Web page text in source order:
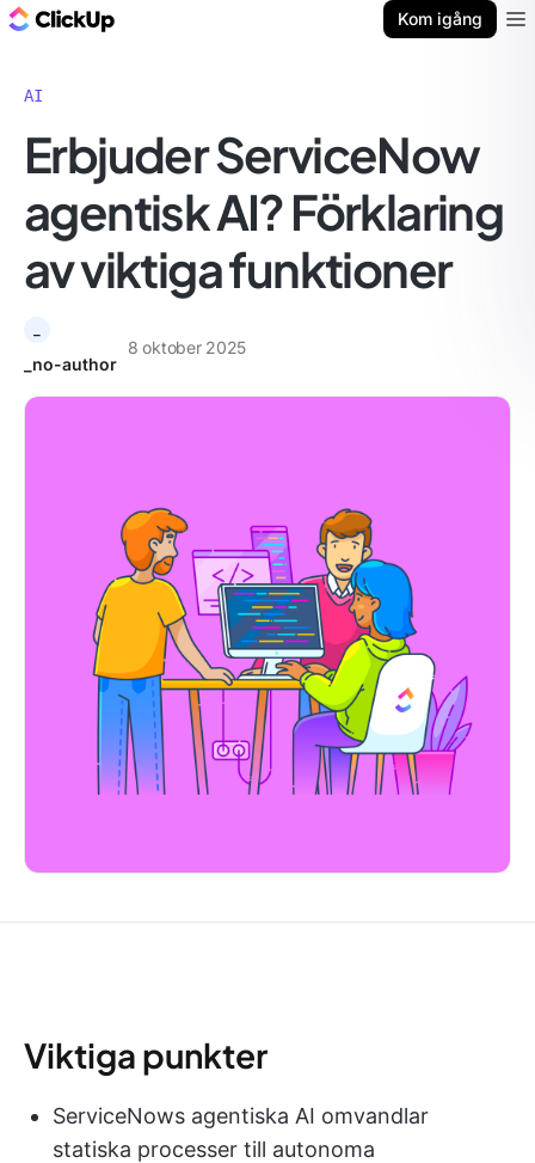
Kom igång
AI
Erbjuder ServiceNow
agentisk AI? Förklaring
av viktiga funktioner
_no-author
8 oktober 2025
Viktiga punkter
ServiceNows agentiska AI omvandlar
statiska processer till autonoma